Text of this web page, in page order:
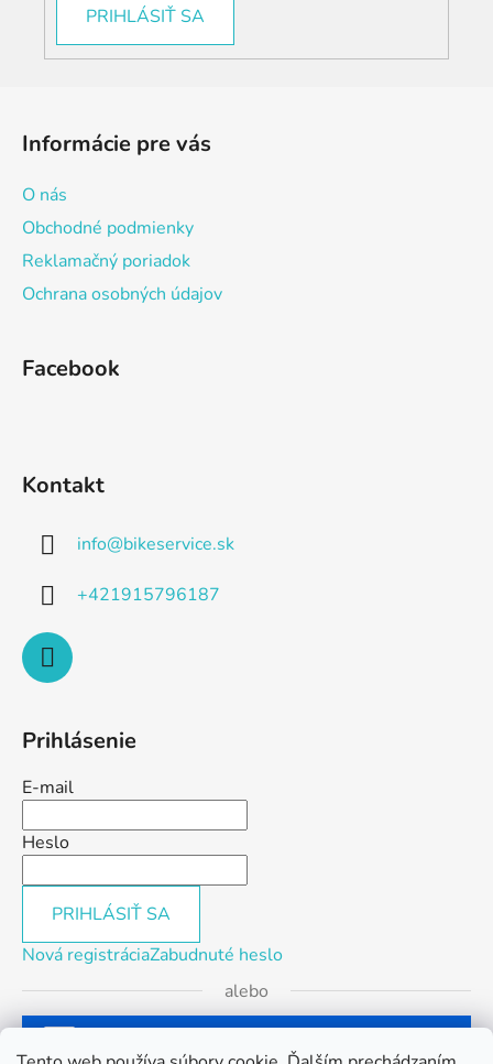
PRIHLÁSIŤ SA
Informácie pre vás
O nás
Obchodné podmienky
Reklamačný poriadok
Ochrana osobných údajov
Facebook
Kontakt
info@bikeservice.sk
+421915796187
Prihlásenie
E-mail
Heslo
PRIHLÁSIŤ SA
Nová registráciaZabudnuté heslo
alebo